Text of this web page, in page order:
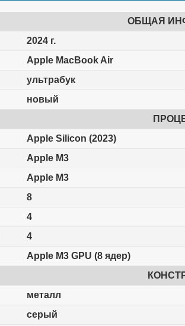
ОБЩАЯ
2024 г.
Apple MacBook Air
ультрабук
новый
Apple Silicon (2023)
Apple M3
Apple M3
8
4
4
Apple M3 GPU (8 ядер)
металл
серый